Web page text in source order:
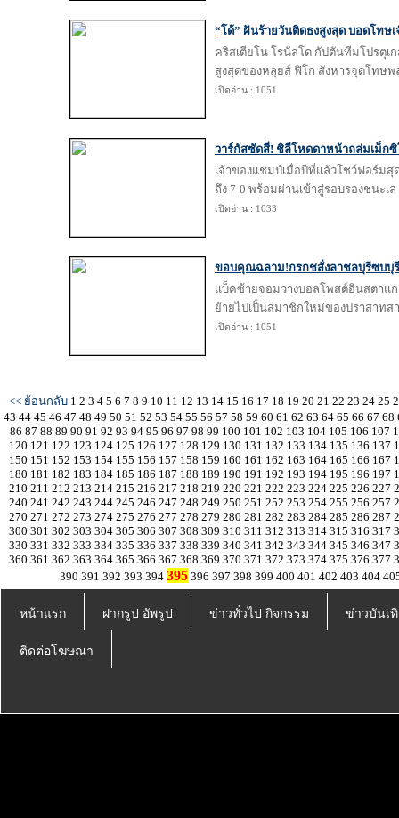
“โด้” ฝันร้ายวันติดธงสูงสุด บอดโทษเ
คริสเตียโน โรนัลโด กัปตันทีมโปรตุ
สูงสุดของหลุยส์ ฟิโก สังหารจุดโทษพ
เปิดอ่าน : 1051
วาร์กัสซัดสี่! ชิลีโหดดาหน้าถล่มเม็กซิ
เจ้าของแชมป์เมื่อปีที่แล้วโชว์ฟอร์ม
ถึง 7-0 พร้อมผ่านเข้าสู่รอบรองชนะเล
เปิดอ่าน : 1033
ขอบคุณฉลาม!กรกชสั่งลาชลบุรีซบบุ
แบ็คซ้ายจอมวางบอลโพสต์อินสตาแ
ย้ายไปเป็นสมาชิกใหม่ของปราสาทส
เปิดอ่าน : 1051
<< ย้อนกลับ 1 2 3 4 5 6 7 8 9 10 11 12 13 14 15 16 17 18 19 20 21 22 23 24 25
43 44 45 46 47 48 49 50 51 52 53 54 55 56 57 58 59 60 61 62 63 64 65 66 67 68
86 87 88 89 90 91 92 93 94 95 96 97 98 99 100 101 102 103 104 105 106 107
120 121 122 123 124 125 126 127 128 129 130 131 132 133 134 135 136 137
150 151 152 153 154 155 156 157 158 159 160 161 162 163 164 165 166 167
180 181 182 183 184 185 186 187 188 189 190 191 192 193 194 195 196 197
210 211 212 213 214 215 216 217 218 219 220 221 222 223 224 225 226 227
240 241 242 243 244 245 246 247 248 249 250 251 252 253 254 255 256 257
270 271 272 273 274 275 276 277 278 279 280 281 282 283 284 285 286 287
300 301 302 303 304 305 306 307 308 309 310 311 312 313 314 315 316 317
330 331 332 333 334 335 336 337 338 339 340 341 342 343 344 345 346 347
360 361 362 363 364 365 366 367 368 369 370 371 372 373 374 375 376 377
390 391 392 393 394 395 396 397 398 399 400 401 402 403 404
หน้าแรก ฝากรูป อัพรูป ข่าวทั่วไป กิจกรรม ข่าวบันเ
ติดต่อโฆษณา